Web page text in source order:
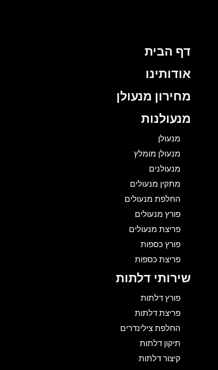
דף הבית
אודותינו
מחירון מנעולן
מנעולנות
מנעולן
מנעולן מומלץ
מנעולנים
מתקין מנעולים
החלפת מנעולים
פורץ מנעולים
פריצת מנעולים
פורץ כספות
פריצת כספות
שירותי דלתות
פורץ דלתות
פריצת דלתות
החלפת צילינדרים
תיקון דלתות
קיצור דלתות